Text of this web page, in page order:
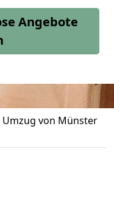
Angebote
Umzug von Münster